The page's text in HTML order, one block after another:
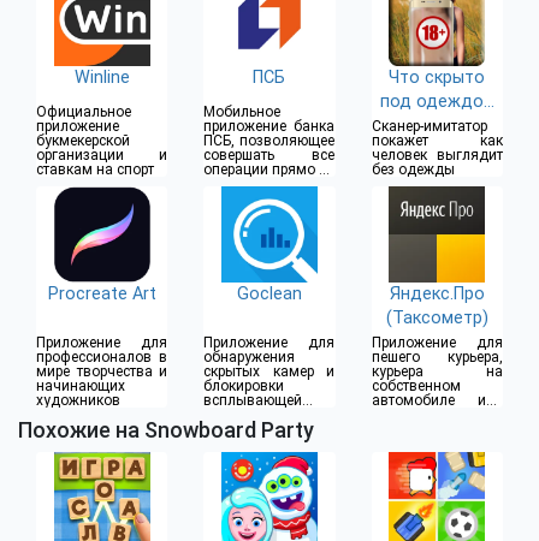
Winline
Официальное
приложение
букмекерской
организации и
ставкам на спорт
ПСБ
Мобильное
приложение банка
ПСБ, позволяющее
совершать все
операции прямо из
дома
Что скрыто
под одеждой
(18+)
Сканер-имитатор
покажет как
человек выглядит
без одежды
Procreate Art
Приложение для
профессионалов в
мире творчества и
начинающих
художников
Goclean
Приложение для
обнаружения
скрытых камер и
блокировки
всплывающей
Яндекс.Про
(Таксометр)
Приложение для
пешего курьера,
курьера на
собственном
автомобиле или
Похожие на Snowboard Party